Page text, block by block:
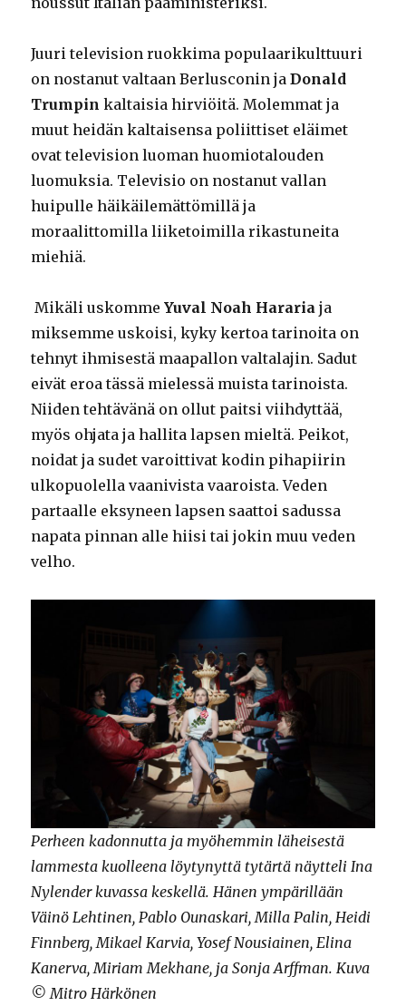
Juuri television ruokkima populaarikulttuuri
on nostanut valtaan Berlusconin jaDonald
Trumpin kaltaisia hirviöitä. Molemmat ja
muut heidän kaltaisensa poliittiset eläimet
ovat television luoman huomiotalouden
luomuksia. Televisio on nostanut vallan
huipulle häikäilemättömillä ja
moraalittomilla liiketoimilla rikastuneita
miehiä.
Mikäli uskommeYuval Noah Hararia ja
miksemme uskoisi, kyky kertoa tarinoita on
tehnyt ihmisestä maapallon valtalajin. Sadut
eivät eroa tässä mielessä muista tarinoista.
Niiden tehtävänä on ollut paitsi viihdyttää,
myös ohjata ja hallita lapsen mieltä. Peikot,
noidat ja sudet varoittivat kodin pihapiirin
ulkopuolella vaanivista vaaroista. Veden
partaalle eksyneen lapsen saattoi sadussa
napata pinnan alle hiisi tai jokin muu veden
velho.
Perheen kadonnutta ja myöhemmin läheisestä
lammesta kuolleena löytynyttä tytärtä näytteli Ina
Nylender kuvassa keskellä. Hänen ympärillään
Väinö Lehtinen, Pablo Ounaskari, Milla Palin, Heidi
Finnberg, Mikael Karvia, Yosef Nousiainen, Elina
Kanerva, Miriam Mekhane, ja Sonja Arffman. Kuva
© Mitro Härkönen